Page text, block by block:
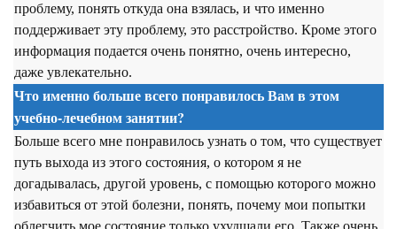
проблему, понять откуда она взялась, и что именно
поддерживает эту проблему, это расстройство. Кроме этого
информация подается очень понятно, очень интересно,
даже увлекательно.
Что именно больше всего понравилось Вам в этом
учебно-лечебном занятии?
Больше всего мне понравилось узнать о том, что существует
путь выхода из этого состояния, о котором я не
догадывалась, другой уровень, с помощью которого можно
избавиться от этой болезни, понять, почему мои попытки
облегчить мое состояние только ухудшали его. Также очень